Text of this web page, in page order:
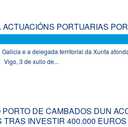
ACTUACIÓNS PORTUARIAS
e a delegada territorial da Xunta
3 de xullo de...
PORTO DE CAMBADOS DUN
TRAS INVESTIR 400.000 EUROS